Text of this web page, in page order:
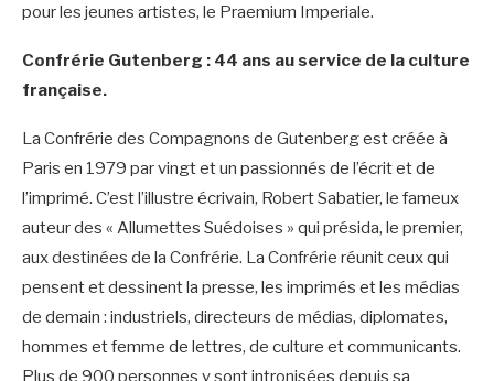
pour les jeunes artistes, le Praemium Imperiale.
Confrérie Gutenberg : 44 ans au service de la culture
française.
La Confrérie des Compagnons de Gutenberg est créée à
Paris en 1979 par vingt et un passionnés de l’écrit et de
l’imprimé. C’est l’illustre écrivain, Robert Sabatier, le fameux
auteur des « Allumettes Suédoises » qui présida, le premier,
aux destinées de la Confrérie. La Confrérie réunit ceux qui
pensent et dessinent la presse, les imprimés et les médias
de demain : industriels, directeurs de médias, diplomates,
hommes et femme de lettres, de culture et communicants.
Plus de 900 personnes y sont intronisées depuis sa